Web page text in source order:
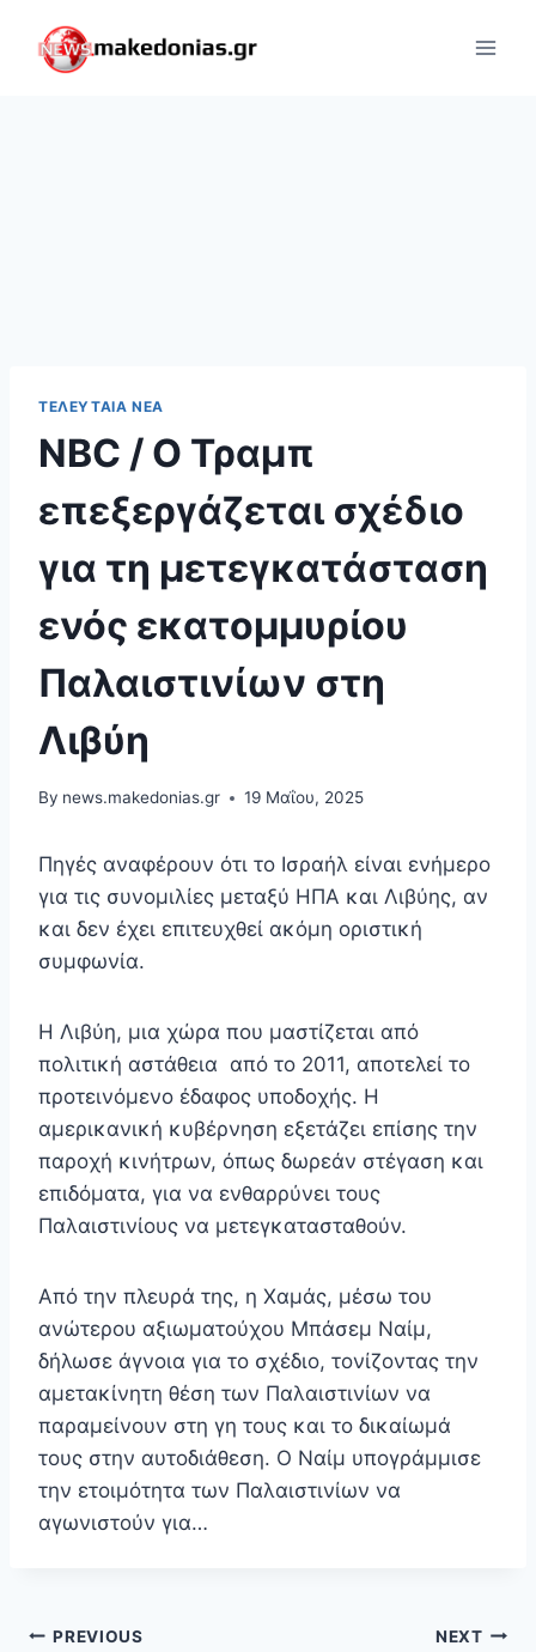
content
ΤΕΛΕΥΤΑΊΑ ΝΈΑ
NBC / O Τραμπ
επεξεργάζεται σχέδιο
για τη μετεγκατάσταση
ενός εκατομμυρίου
Παλαιστινίων στη
Λιβύη
By news.makedonias.gr 19 Μαΐου, 2025
Πηγές αναφέρουν ότι το Ισραήλ είναι ενήμερο
για τις συνομιλίες μεταξύ ΗΠΑ και Λιβύης, αν
και δεν έχει επιτευχθεί ακόμη οριστική
συμφωνία.
Η Λιβύη, μια χώρα που μαστίζεται από
πολιτική αστάθεια από το 2011, αποτελεί το
προτεινόμενο έδαφος υποδοχής. Η
αμερικανική κυβέρνηση εξετάζει επίσης την
παροχή κινήτρων, όπως δωρεάν στέγαση και
επιδόματα, για να ενθαρρύνει τους
Παλαιστινίους να μετεγκατασταθούν.
Από την πλευρά της, η Χαμάς, μέσω του
ανώτερου αξιωματούχου Μπάσεμ Ναίμ,
δήλωσε άγνοια για το σχέδιο, τονίζοντας την
αμετακίνητη θέση των Παλαιστινίων να
παραμείνουν στη γη τους και το δικαίωμά
τους στην αυτοδιάθεση. Ο Ναίμ υπογράμμισε
την ετοιμότητα των Παλαιστινίων να
αγωνιστούν για…
Πλοήγηση
PREVIOUS NEXT